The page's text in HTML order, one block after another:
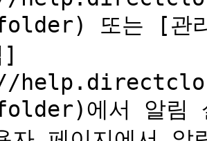
또는 [관리
]
에서 알림